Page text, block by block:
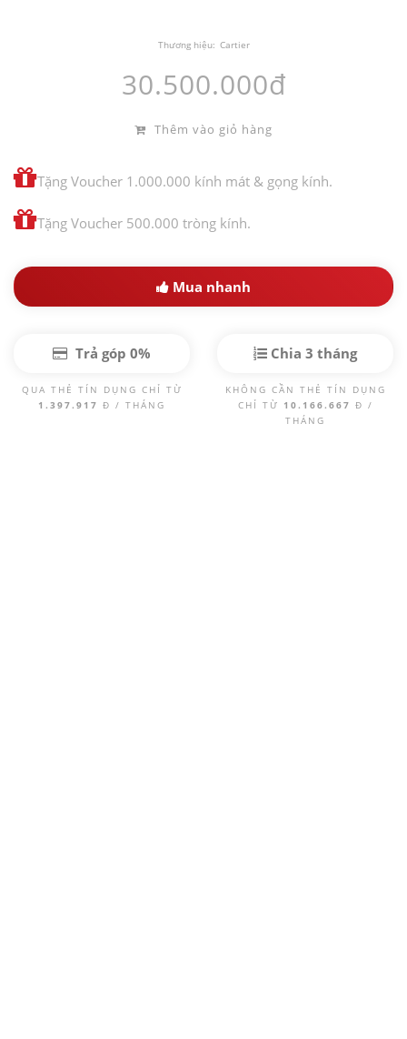
Thương hiệu: Cartier
30.500.000đ
Thêm vào giỏ hàng
Tặng Voucher 1.000.000 kính mát & gọng kính.
Tặng Voucher 500.000 tròng kính.
Mua nhanh
Trả góp 0%
QUA THẺ TÍN DỤNG CHỈ TỪ
1.397.917 Đ / THÁNG
Chia 3 tháng
KHÔNG CẦN THẺ TÍN DỤNG
CHỈ TỪ 10.166.667 Đ /
THÁNG